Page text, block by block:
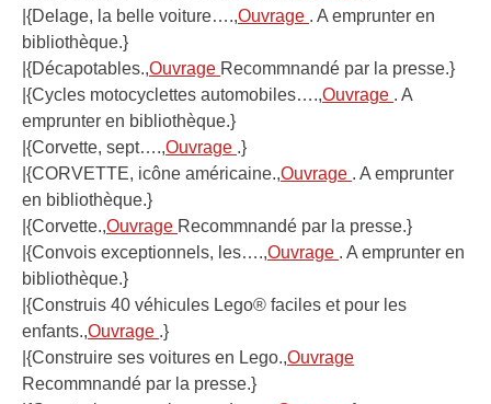
|{Delage, la belle voiture….,Ouvrage . A emprunter en
bibliothèque.}
|{Décapotables.,Ouvrage Recommnandé par la presse.}
|{Cycles motocyclettes automobiles….,Ouvrage . A
emprunter en bibliothèque.}
|{Corvette, sept….,Ouvrage .}
|{CORVETTE, icône américaine.,Ouvrage . A emprunter
en bibliothèque.}
|{Corvette.,Ouvrage Recommnandé par la presse.}
|{Convois exceptionnels, les….,Ouvrage . A emprunter en
bibliothèque.}
|{Construis 40 véhicules Lego® faciles et pour les
enfants.,Ouvrage .}
|{Construire ses voitures en Lego.,Ouvrage
Recommnandé par la presse.}